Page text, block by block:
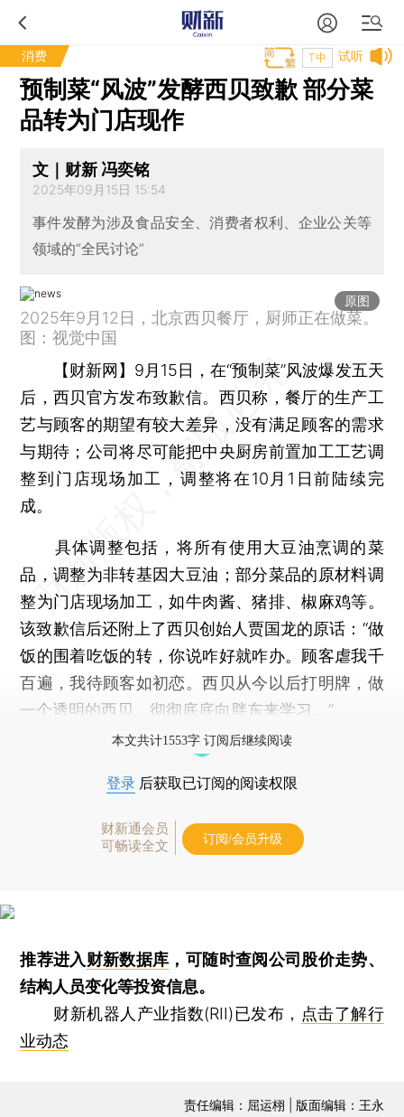
消费 试听
T中
预制菜“风波”发酵西贝致歉 部分菜
品转为门店现作
文｜财新 冯奕铭
2025年09月15日 15:54
事件发酵为涉及食品安全、消费者权利、企业公关等
领域的“全民讨论”
原图
2025年9月12日，北京西贝餐厅，厨师正在做菜。
图：视觉中国
【财新网】 9月15日，在“预制菜”风波爆发五天
后，西贝官方发布致歉信。西贝称，餐厅的生产工
艺与顾客的期望有较大差异，没有满足顾客的需求
与期待；公司将尽可能把中央厨房前置加工工艺调
整到门店现场加工，调整将在10月1日前陆续完
成。
具体调整包括，将所有使用大豆油烹调的菜
品，调整为非转基因大豆油；部分菜品的原材料调
整为门店现场加工，如牛肉酱、猪排、椒麻鸡等。
该致歉信后还附上了西贝创始人贾国龙的原话：“做
饭的围着吃饭的转，你说咋好就咋办。顾客虐我千
百遍，我待顾客如初恋。西贝从今以后打明牌，做
一个透明的西贝。彻彻底底向胖东来学习。”
本文共计1553字 订阅后继续阅读
登录 后获取已订阅的阅读权限
财新通会员
可畅读全文
订阅/会员升级
推荐进入财新数据库 ，可随时查阅公司股价走势、
结构人员变化等投资信息。
财新机器人产业指数(RII)已发布， 点击了解行
业动态
责任编辑：屈运栩 | 版面编辑：王永